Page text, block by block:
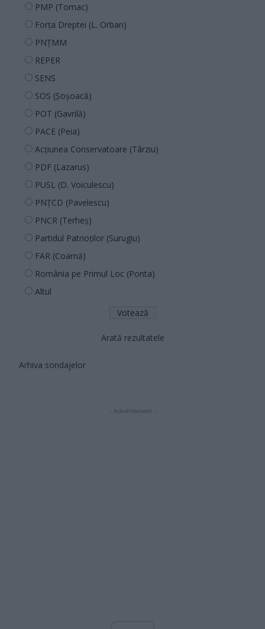
PMP (Tomac)
Forța Dreptei (L. Orban)
PNȚMM
REPER
SENS
SOS (Șoșoacă)
POT (Gavrilă)
PACE (Peia)
Acțiunea Conservatoare (Târziu)
PDF (Lazarus)
PUSL (D. Voiculescu)
PNȚCD (Pavelescu)
PNCR (Terheș)
Partidul Patrioților (Surugiu)
FAR (Coarnă)
România pe Primul Loc (Ponta)
Altul
Arată rezultatele
Arhiva sondajelor
- Advertisment -